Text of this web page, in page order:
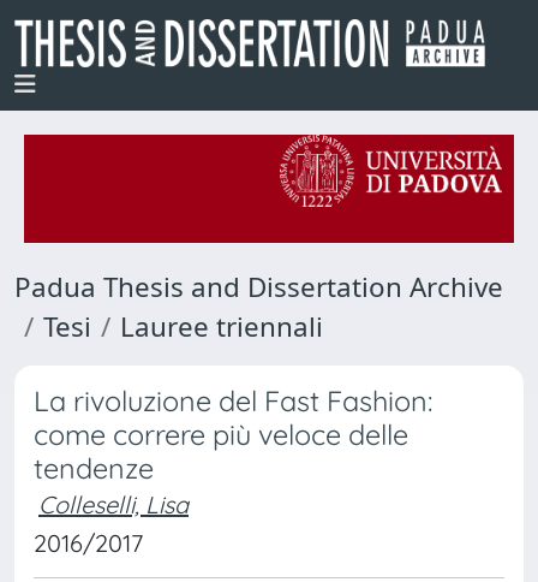
Padua Thesis and Dissertation Archive
Tesi
Lauree triennali
La rivoluzione del Fast Fashion:
come correre più veloce delle
tendenze
Colleselli, Lisa
2016/2017